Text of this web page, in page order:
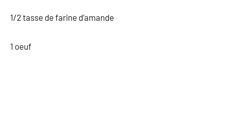
1/2 tasse de farine d’amande
1 oeuf